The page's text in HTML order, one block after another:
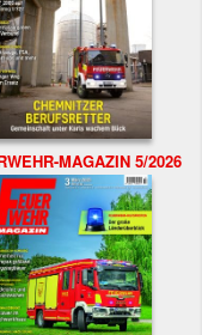
MAGAZIN 5/2026